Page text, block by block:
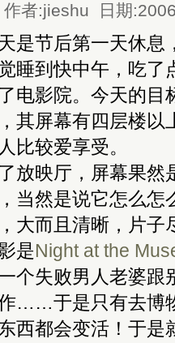
作者:jieshu 日期
是节后第一天休息
睡到快中午，吃了
电影院。今天的目
其屏幕有四层楼以
比较爱享受。
放映厅，屏幕果然
当然是说它怎么怎
大而且清晰，片子
是Night at the
个失败男人老婆跟
……于是只有去博
西都会变活！于是